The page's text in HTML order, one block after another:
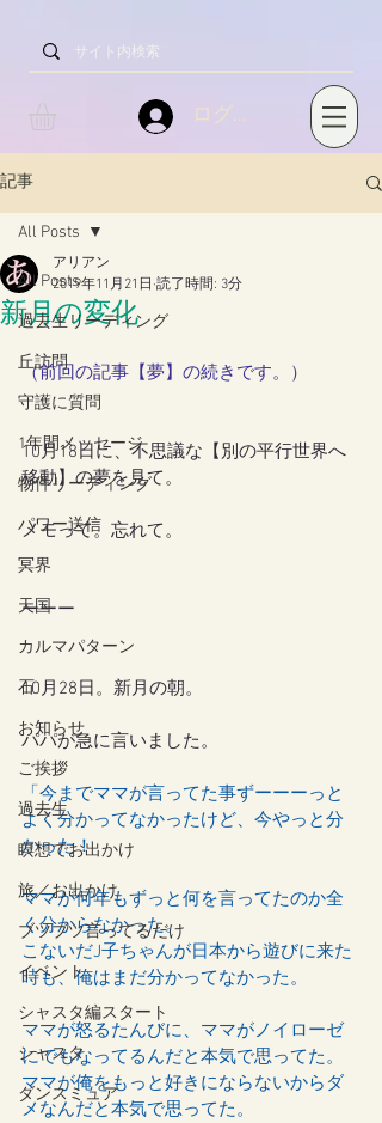
ログイン
記事
All Posts
過去生リーディング
丘訪問
守護に質問
1年間メッセージ
物件リーディング
パワー送信
冥界
天国
カルマパターン
石
お知らせ
ご挨拶
過去生
瞑想でお出かけ
旅／お出かけ
ブツブツ言ってるだけ
イベント
シャスタ編スタート
シャスタ
ダンスミュア
All Posts
新月の変化
アリアン
2019年11月21日 読了時間: 3分
（前回の記事【夢】 の続きです。）
10月18日に、不思議な【別の平行世界へ
移動】の夢を見て。
メモって。忘れて。
ーーー
10月28日。新月の朝。
パパが急に言いました。
「今までママが言ってた事ずーーーっと
よく分かってなかったけど、今やっと分
かった！
ママが何年もずっと何を言ってたのか全
く分からなかった。
こないだJ子ちゃんが日本から遊びに来た
時も、俺はまだ分かってなかった。
ママが怒るたんびに、ママがノイローゼ
にでもなってるんだと本気で思ってた。
ママが俺をもっと好きにならないからダ
メなんだと本気で思ってた。